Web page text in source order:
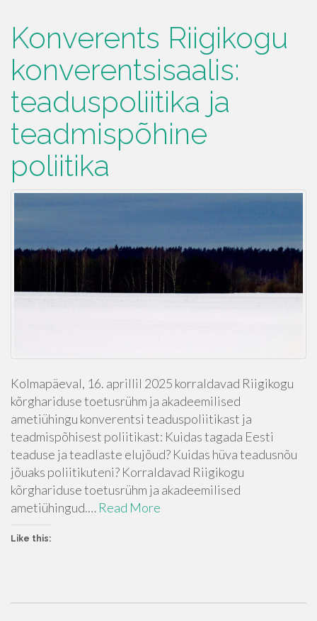
Konverents Riigikogu
konverentsisaalis:
teaduspoliitika ja
teadmispõhine
poliitika
Kolmapäeval, 16. aprillil 2025 korraldavad Riigikogu
kõrghariduse toetusrühm ja akadeemilised
ametiühingu konverentsi teaduspoliitikast ja
teadmispõhisest poliitikast: Kuidas tagada Eesti
teaduse ja teadlaste elujõud? Kuidas hüva teadusnõu
jõuaks poliitikuteni? Korraldavad Riigikogu
kõrghariduse toetusrühm ja akadeemilised
ametiühingud.… Read More
Like this: